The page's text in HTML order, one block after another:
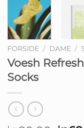
FORSIDE / DAME /
Voesh
Socks